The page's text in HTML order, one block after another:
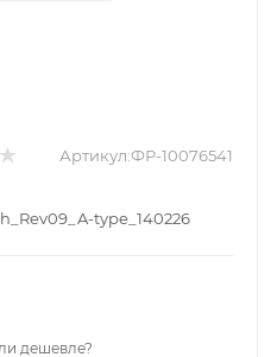
Артикул:ФР-10076541
type_140226
дешевле?